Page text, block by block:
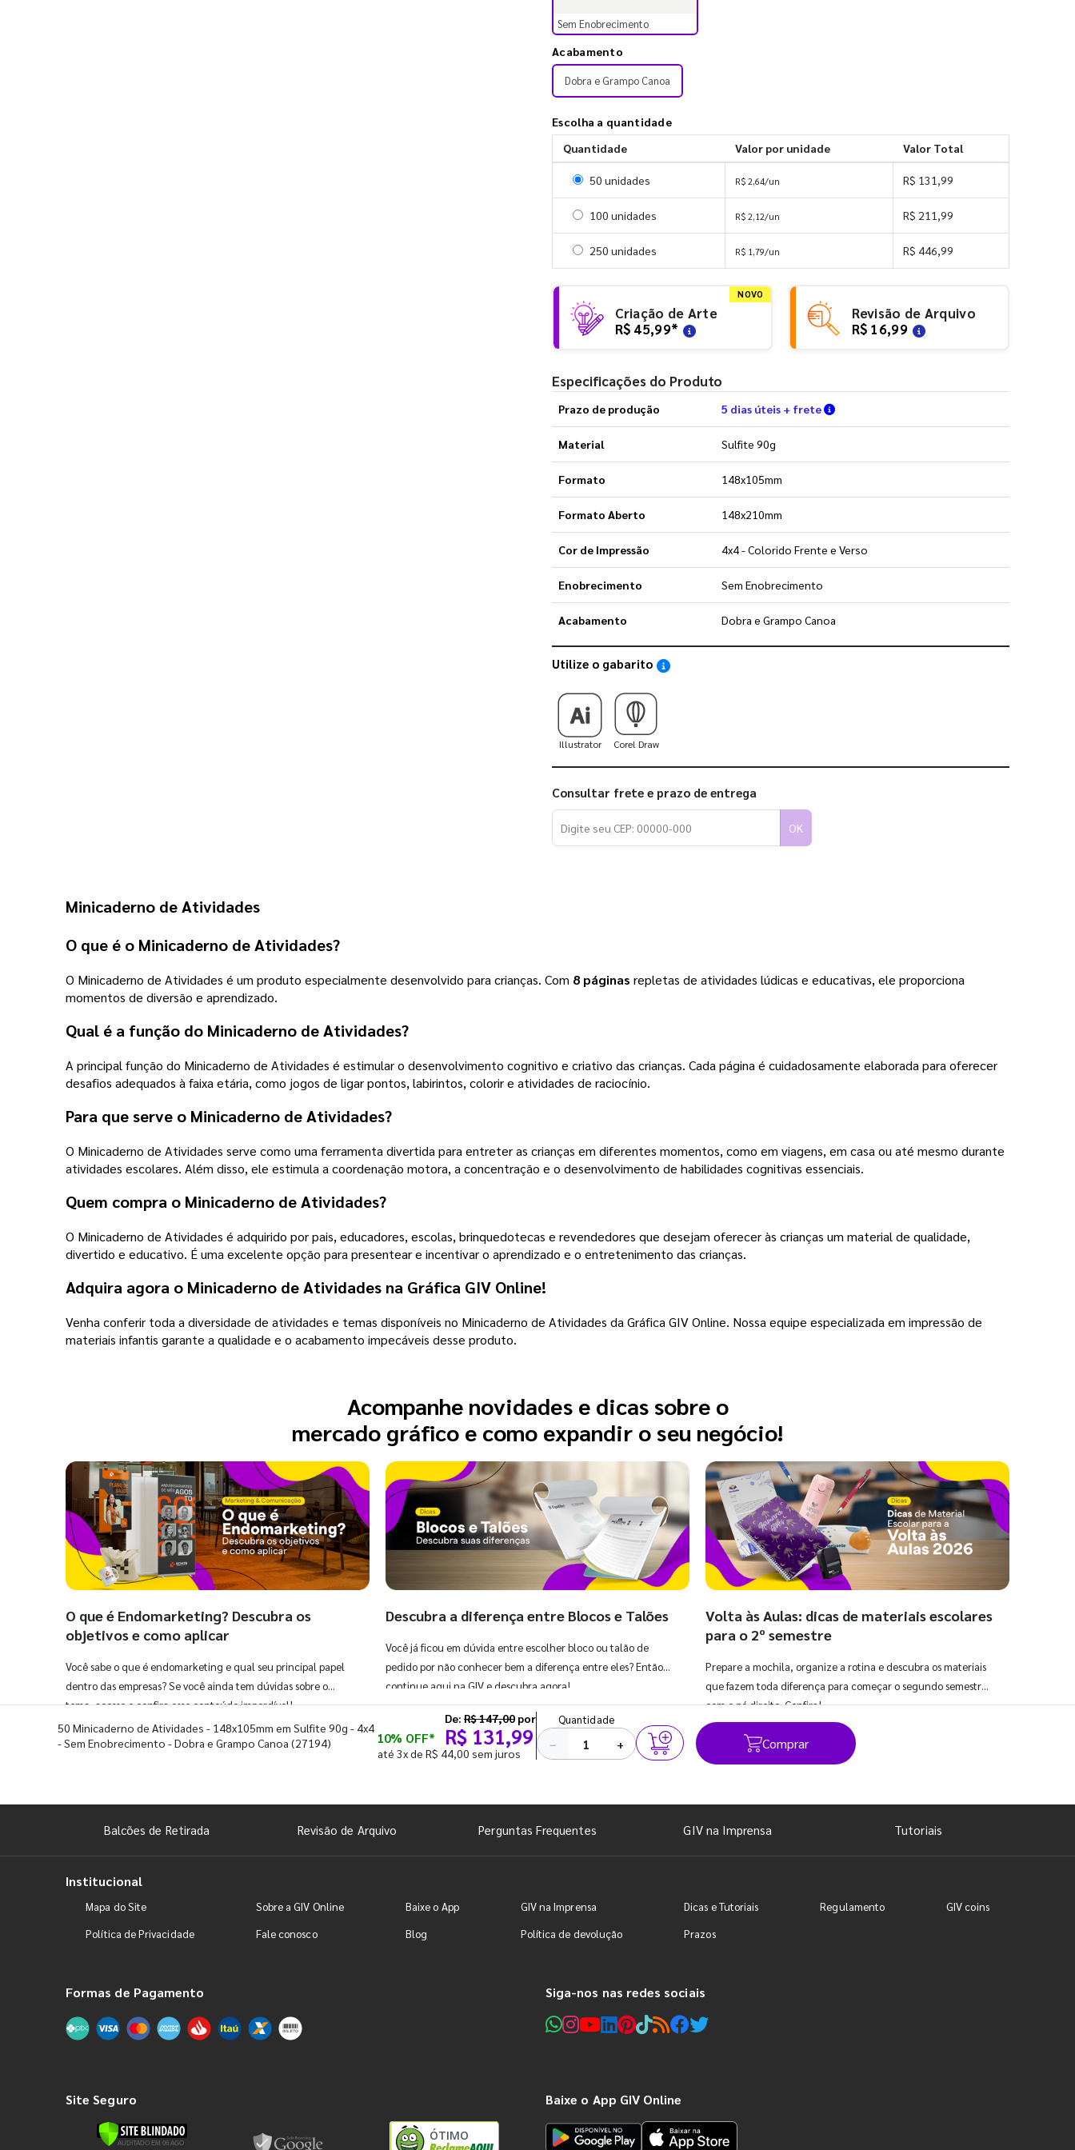
Sem Enobrecimento
Acabamento
Dobra e Grampo Canoa
Escolha a quantidade
Quantidade
Valor por unidade Valor Total
Selecionar 50 unidades
50 unidades R$ 2,64/un R$ 131,99
Selecionar 100 unidades
100 unidades R$ 2,12/un R$ 211,99
Selecionar 250 unidades
250 unidades R$ 1,79/un R$ 446,99
NOVO
Criação de Arte
R$ 45,99*
Revisão de Arquivo
R$ 16,99
Especificações do Produto
Prazo de produção 5 dias úteis + frete Verifique as condições de entrega
Material Sulfite 90g
Formato 148x105mm
Formato Aberto 148x210mm
Cor de Impressão 4x4 - Colorido Frente e Verso
Enobrecimento Sem Enobrecimento
Acabamento Dobra e Grampo Canoa
Utilize o gabarito Saiba como utilizar os nossos gabaritos
Illustrator Corel Draw
Consultar frete e prazo de entrega
OK
Minicaderno de Atividades
O que é o Minicaderno de Atividades?
O Minicaderno de Atividades é um produto especialmente desenvolvido para crianças. Com 8 páginas repletas de atividades lúdicas e educativas, ele proporciona
momentos de diversão e aprendizado.
Qual é a função do Minicaderno de Atividades?
A principal função do Minicaderno de Atividades é estimular o desenvolvimento cognitivo e criativo das crianças. Cada página é cuidadosamente elaborada para oferecer
desafios adequados à faixa etária, como jogos de ligar pontos, labirintos, colorir e atividades de raciocínio.
Para que serve o Minicaderno de Atividades?
O Minicaderno de Atividades serve como uma ferramenta divertida para entreter as crianças em diferentes momentos, como em viagens, em casa ou até mesmo durante
atividades escolares. Além disso, ele estimula a coordenação motora, a concentração e o desenvolvimento de habilidades cognitivas essenciais.
Quem compra o Minicaderno de Atividades?
O Minicaderno de Atividades é adquirido por pais, educadores, escolas, brinquedotecas e revendedores que desejam oferecer às crianças um material de qualidade,
divertido e educativo. É uma excelente opção para presentear e incentivar o aprendizado e o entretenimento das crianças.
Adquira agora o Minicaderno de Atividades na Gráfica GIV Online!
Venha conferir toda a diversidade de atividades e temas disponíveis no Minicaderno de Atividades da Gráfica GIV Online. Nossa equipe especializada em impressão de
materiais infantis garante a qualidade e o acabamento impecáveis desse produto.
Acompanhe novidades e dicas sobre o
mercado gráfico e como expandir o seu negócio!
O que é Endomarketing? Descubra os
objetivos e como aplicar
Você sabe o que é endomarketing e qual seu principal papel
dentro das empresas? Se você ainda tem dúvidas sobre o
tema, acesse e confira esse conteúdo imperdível!
Descubra a diferença entre Blocos e Talões
Você já ficou em dúvida entre escolher bloco ou talão de
pedido por não conhecer bem a diferença entre eles? Então,
continue aqui na GIV e descubra agora!
Volta às Aulas: dicas de materiais escolares
para o 2º semestre
Prepare a mochila, organize a rotina e descubra os materiais
que fazem toda diferença para começar o segundo semestre
com o pé direito. Confira!
50 Minicaderno de Atividades - 148x105mm em Sulfite 90g - 4x4
- Sem Enobrecimento - Dobra e Grampo Canoa (27194) 10% OFF*
De: R$ 147,00 por
R$ 131,99
até 3x de R$ 44,00 sem juros
Quantidade
− + Comprar
Balcões de Retirada Revisão de Arquivo Perguntas Frequentes GIV na Imprensa Tutoriais
Institucional
Mapa do Site Sobre a GIV Online Baixe o App GIV na Imprensa Dicas e Tutoriais Regulamento
GIV coins
Política de Privacidade
Fale conosco Blog Política de devolução Prazos
Formas de Pagamento Siga-nos nas redes sociais
Site Seguro
ÓTIMO
Baixe o App GIV Online